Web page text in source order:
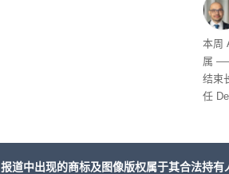
本周
属
结束
任
报道中出现的商标及图像版权属于其合法持